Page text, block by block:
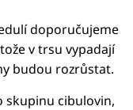
doporučujeme
v trsu vypadají
budou rozrůstat.
skupinu cibulovin,